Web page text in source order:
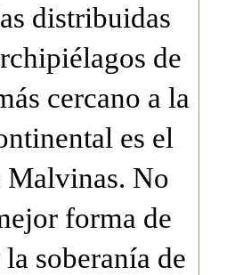
distribuidas
de
cercano a la
es el
Malvinas. No
forma de
soberanía de